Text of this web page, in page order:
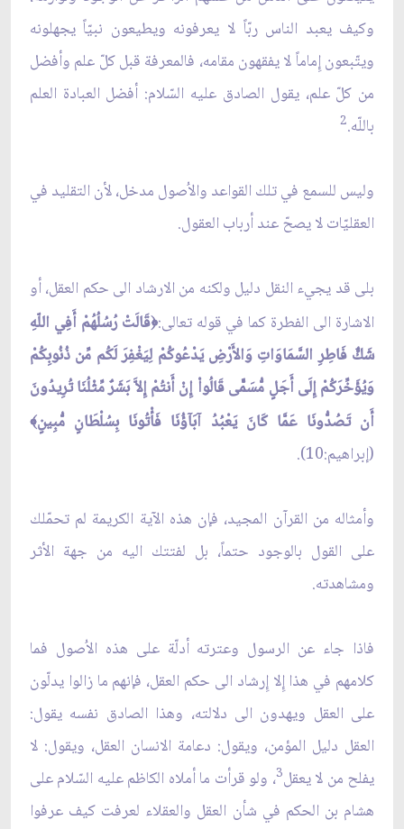
وكيف يعبد الناس ربّاً لا يعرفونه ويطيعون نبيّاً يجهلونه
ويتّبعون إِماماً لا يفقهون مقامه، فالمعرفة قبل كلّ علم وأفضل
من كلّ علم، يقول الصادق عليه السّلام: أفضل العبادة العلم
باللّه.2
وليس للسمع في تلك القواعد والاُصول مدخل، لأن التقليد في
العقليّات لا يصحّ عند أرباب العقول.
بلى قد يجيء النقل دليل ولكنه من الارشاد الى حكم العقل، أو
الاشارة الى الفطرة كما في قوله تعالى:﴿قَالَتْ رُسُلُهُمْ أَفِي اللّهِ
شَكٌّ فَاطِرِ السَّمَاوَاتِ وَالأَرْضِ يَدْعُوكُمْ لِيَغْفِرَ لَكُم مِّن ذُنُوبِكُمْ
وَيُؤَخِّرَكُمْ إِلَى أَجَلٍ مُّسَمًّى قَالُواْ إِنْ أَنتُمْ إِلاَّ بَشَرٌ مِّثْلُنَا تُرِيدُونَ
أَن تَصُدُّونَا عَمَّا كَانَ يَعْبُدُ آبَآؤُنَا فَأْتُونَا بِسُلْطَانٍ مُّبِينٍ﴾
(إبراهيم:
10
)
.
وأمثاله من القرآن المجيد، فإن هذه الآية الكريمة لم تحمّلك
على القول بالوجود حتماً، بل لفتتك اليه من جهة الأثر
ومشاهدته.
فاذا جاء عن الرسول وعترته أدلّة على هذه الاُصول فما
كلامهم في هذا إِلا إِرشاد الى حكم العقل، فإنهم ما زالوا يدلّون
على العقل ويهدون الى دلالته، وهذا الصادق نفسه يقول:
العقل دليل المؤمن، ويقول: دعامة الانسان العقل، ويقول: لا
يفلح من لا يعقل3، ولو قرأت ما أملاه الكاظم عليه السّلام على
هشام بن الحكم في شأن العقل والعقلاء لعرفت كيف عرفوا